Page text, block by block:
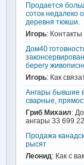
Продается
соток недалеко
деревня тюкши.
Игорь: Контакты
Дом40
берегу
Игорь: Как
Ангары бывшие
сварные,
Гриб Михаил:
ангары 33 699
Продажа
рысят
Леонид: Как с